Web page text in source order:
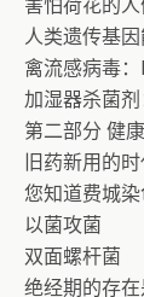
害怕荷花的人
人类遗传基因
禽流感病毒
加湿器杀菌
第二部分 健
旧药新用的
您知道费城染
以菌攻菌
双面螺杆菌
绝经期的存在